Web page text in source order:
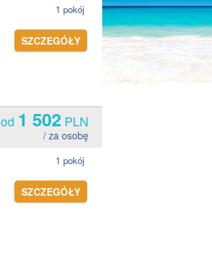
1 pokój
SZCZEGÓŁY
od 1 502 PLN
/ za osobę
1 pokój
SZCZEGÓŁY